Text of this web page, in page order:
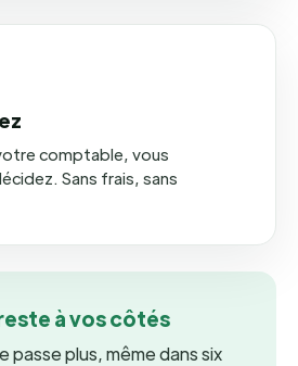
comptable, vous
Sans frais, sans
à vos côtés
passe plus, même dans six